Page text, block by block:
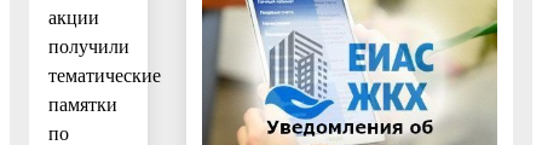
акции
получили
тематические
памятки
по